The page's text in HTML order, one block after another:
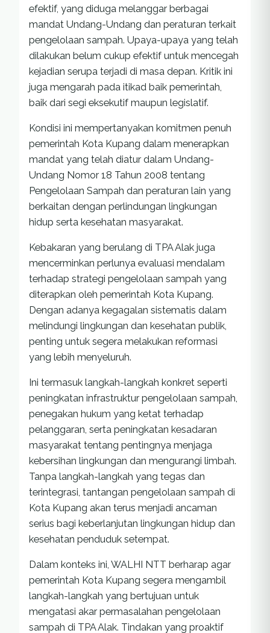
efektif, yang diduga melanggar berbagai
mandat Undang-Undang dan peraturan terkait
pengelolaan sampah. Upaya-upaya yang telah
dilakukan belum cukup efektif untuk mencegah
kejadian serupa terjadi di masa depan. Kritik ini
juga mengarah pada itikad baik pemerintah,
baik dari segi eksekutif maupun legislatif.
Kondisi ini mempertanyakan komitmen penuh
pemerintah Kota Kupang dalam menerapkan
mandat yang telah diatur dalam Undang-
Undang Nomor 18 Tahun 2008 tentang
Pengelolaan Sampah dan peraturan lain yang
berkaitan dengan perlindungan lingkungan
hidup serta kesehatan masyarakat.
Kebakaran yang berulang di TPA Alak juga
mencerminkan perlunya evaluasi mendalam
terhadap strategi pengelolaan sampah yang
diterapkan oleh pemerintah Kota Kupang.
Dengan adanya kegagalan sistematis dalam
melindungi lingkungan dan kesehatan publik,
penting untuk segera melakukan reformasi
yang lebih menyeluruh.
Ini termasuk langkah-langkah konkret seperti
peningkatan infrastruktur pengelolaan sampah,
penegakan hukum yang ketat terhadap
pelanggaran, serta peningkatan kesadaran
masyarakat tentang pentingnya menjaga
kebersihan lingkungan dan mengurangi limbah.
Tanpa langkah-langkah yang tegas dan
terintegrasi, tantangan pengelolaan sampah di
Kota Kupang akan terus menjadi ancaman
serius bagi keberlanjutan lingkungan hidup dan
kesehatan penduduk setempat.
Dalam konteks ini, WALHI NTT berharap agar
pemerintah Kota Kupang segera mengambil
langkah-langkah yang bertujuan untuk
mengatasi akar permasalahan pengelolaan
sampah di TPA Alak. Tindakan yang proaktif